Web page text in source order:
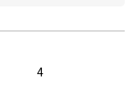
4